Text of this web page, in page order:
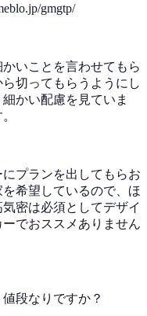
gmgtp/
いことを言わせてもら
切ってもらうようにし
かい配慮を見ていま
プランを出してもらお
希望しているので、ほ
密は必須としてデザイ
でおススメありません
段なりですか？